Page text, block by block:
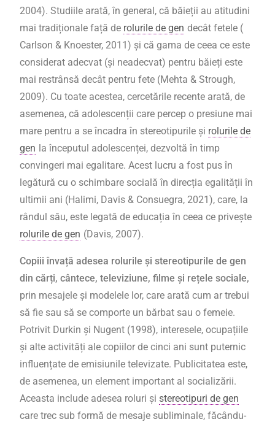
2004). Studiile arată, în general, că băieții au atitudini
mai tradiționale față de rolurile de gen decât fetele (
Carlson & Knoester, 2011) și că gama de ceea ce este
considerat adecvat (și neadecvat) pentru băieți este
mai restrânsă decât pentru fete (Mehta & Strough,
2009). Cu toate acestea, cercetările recente arată, de
asemenea, că adolescenții care percep o presiune mai
mare pentru a se încadra în stereotipurile și rolurile de
gen la începutul adolescenței, dezvoltă în timp
convingeri mai egalitare. Acest lucru a fost pus în
legătură cu o schimbare socială în direcția egalității în
ultimii ani (Halimi, Davis & Consuegra, 2021), care, la
rândul său, este legată de educația în ceea ce privește
rolurile de gen (Davis, 2007).
Copiii învață adesea rolurile și stereotipurile de gen
din cărți, cântece, televiziune, filme și rețele sociale,
prin mesajele și modelele lor, care arată cum ar trebui
să fie sau să se comporte un bărbat sau o femeie.
Potrivit Durkin și Nugent (1998), interesele, ocupațiile
și alte activități ale copiilor de cinci ani sunt puternic
influențate de emisiunile televizate. Publicitatea este,
de asemenea, un element important al socializării.
Aceasta include adesea roluri și stereotipuri de gen
care trec sub formă de mesaje subliminale, făcându-